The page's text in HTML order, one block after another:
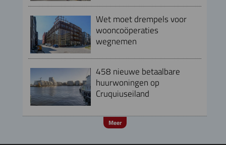
Wet moet drempels voor
wooncoöperaties
wegnemen
458 nieuwe betaalbare
huurwoningen op
Cruquiuseiland
Meer